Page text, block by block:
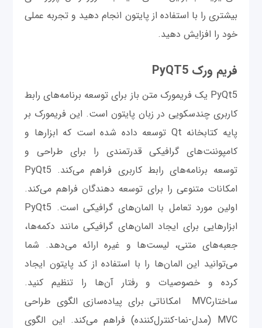
بیشتری را با استفاده از پایتون انجام دهید و تجربه عملی
خود را افزایش دهید.
فریم ورک PyQT5
PyQt5 یک فریمورک متن باز برای توسعه برنامه‌های رابط
کاربری چندسکویی در زبان پایتون است. این فریمورک بر
پایه کتابخانه Qt توسعه داده شده است که ابزارها و
کامپوننت‌های گرافیکی قدرتمندی را برای طراحی و
توسعه برنامه‌های رابط کاربری فراهم می‌کند. PyQt5
امکانات متنوعی را برای توسعه دهندگان فراهم می‌کند.
اولین مورد تعامل با المان‌های گرافیکی است. PyQt5
ابزارهایی برای ایجاد المان‌های گرافیکی مانند دکمه‌ها،
جعبه‌های متنی، لیست‌ها و غیره ارائه می‌دهد. شما
می‌توانید این المان‌ها را با استفاده از کد پایتون ایجاد
کرده و خصوصیات و رفتار آن‌ها را تنظیم کنید.
ساختارMVC امکاناتی برای پیاده‌سازی الگوی طراحی
MVC (مدل-نما-کنترل‌کننده) فراهم می‌کند. این الگوی